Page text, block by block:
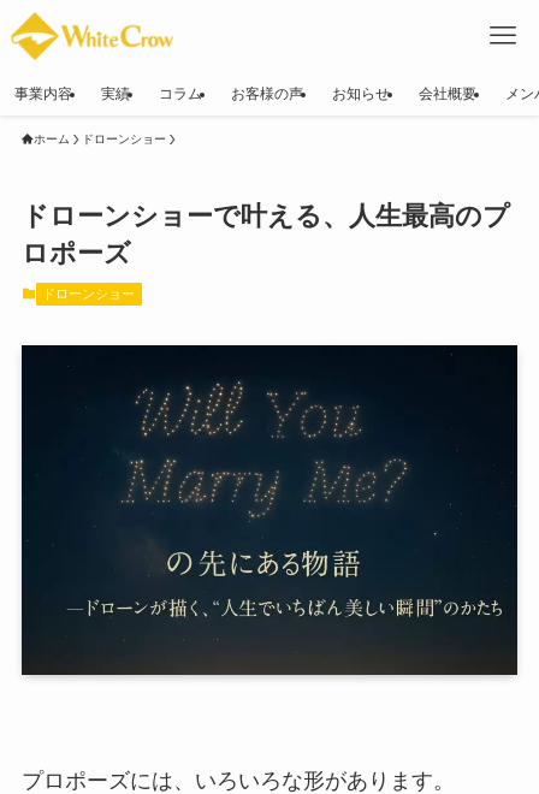
事業内容 実績 コラム お客様の声 お知らせ 会社概要 メン
ホーム ドローンショー
ドローンショーで叶える、人生最高のプ
ロポーズ
ドローンショー
プロポーズには、いろいろな形があります。